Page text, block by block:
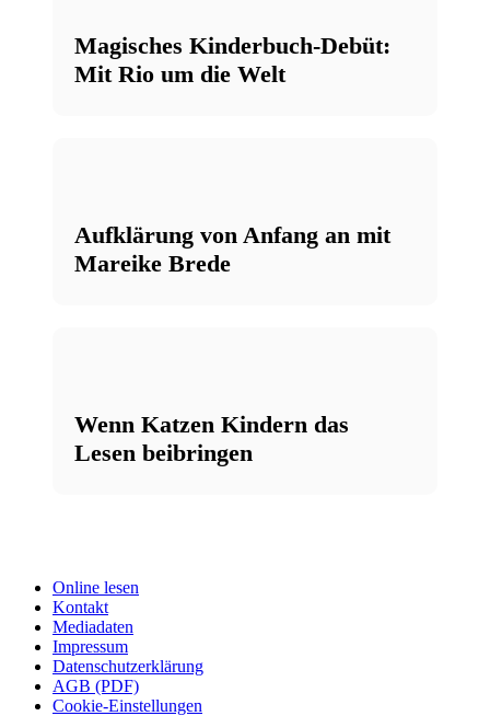
Magisches Kinderbuch-Debüt:
Mit Rio um die Welt
Aufklärung von Anfang an mit
Mareike Brede
Wenn Katzen Kindern das
Lesen beibringen
Online lesen
Kontakt
Mediadaten
Impressum
Datenschutzerklärung
AGB (PDF)
Cookie-Einstellungen